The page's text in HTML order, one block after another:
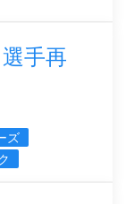
手再
ズ